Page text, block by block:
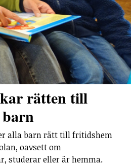
rätten till
alla barn rätt till fritidshem
oavsett om
studerar eller är hemma.